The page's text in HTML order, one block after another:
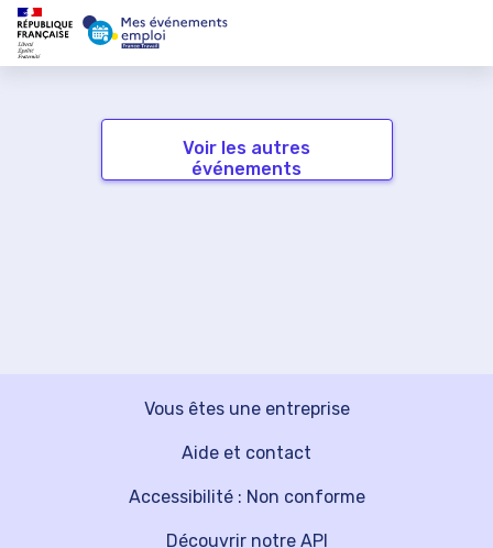
Voir les autres
événements
Vous êtes une entreprise
Découvrir notre API
Aide et contact
Accessibilité : Non conforme